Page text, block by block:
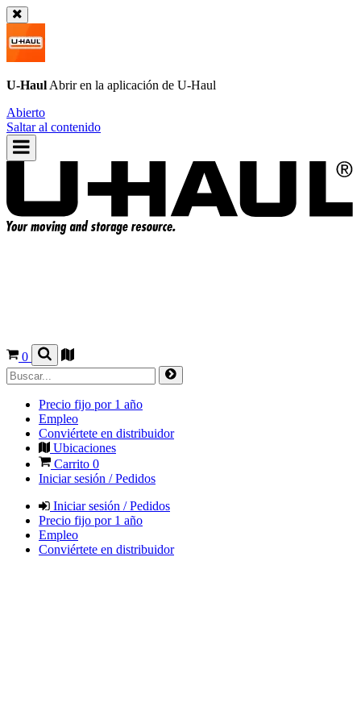
U-Haul Abrir en la aplicación de U-Haul
Abierto
Saltar al contenido
0
Precio fijo por 1 año
Empleo
Conviértete en distribuidor
Ubicaciones
Carrito 0
Iniciar sesión / Pedidos
Iniciar sesión / Pedidos
Precio fijo por 1 año
Empleo
Conviértete en distribuidor